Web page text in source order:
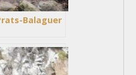
Balaguer